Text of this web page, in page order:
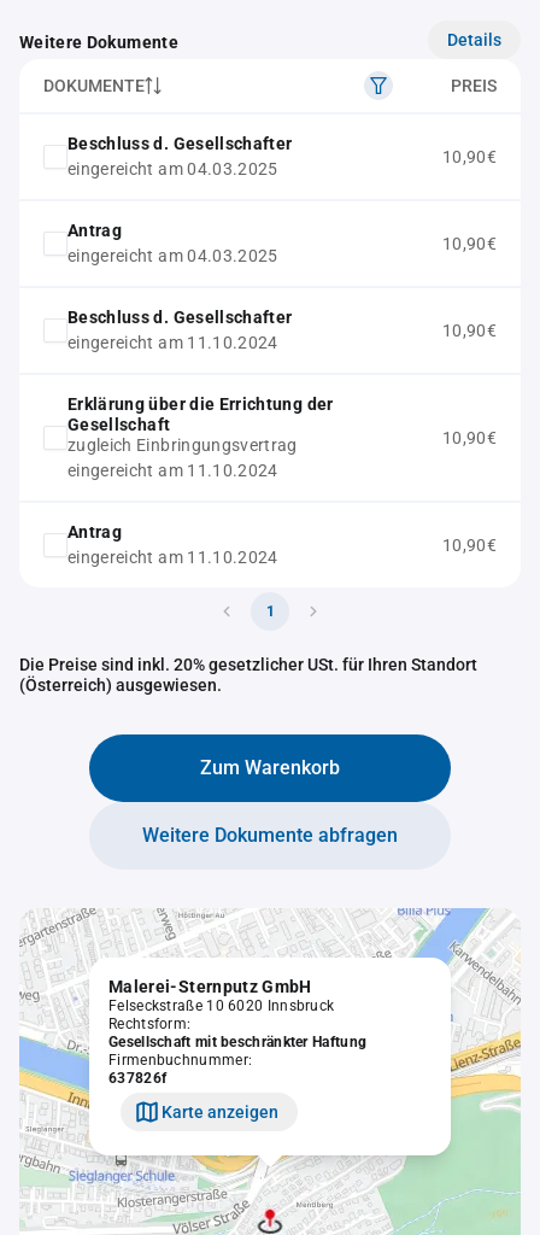
Weitere Dokumente Details
DOKUMENTE PREIS
Beschluss d. Gesellschafter
eingereicht am 04.03.2025
10,90€
Antrag
eingereicht am 04.03.2025
10,90€
Beschluss d. Gesellschafter
eingereicht am 11.10.2024
10,90€
Erklärung über die Errichtung der
Gesellschaft
zugleich Einbringungsvertrag
eingereicht am 11.10.2024
10,90€
Antrag
eingereicht am 11.10.2024
10,90€
1
Die Preise sind inkl. 20% gesetzlicher USt. für Ihren Standort
(Österreich) ausgewiesen.
Zum Warenkorb
Weitere Dokumente abfragen
Malerei-Sternputz GmbH
Felseckstraße 10 6020 Innsbruck
Rechtsform:
Gesellschaft mit beschränkter Haftung
Firmenbuchnummer:
637826f
Karte anzeigen